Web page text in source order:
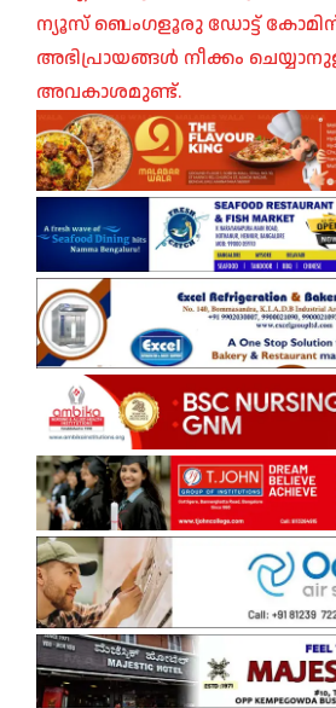
ന്യൂസ് ബെംഗളൂരു ഡോട്ട്
അഭിപ്രായങ്ങൾ നീക്കം
അവകാശമുണ്ട്.